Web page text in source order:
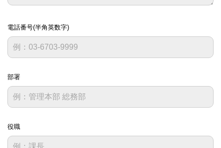
電話番号(半角英数字)
部署
役職